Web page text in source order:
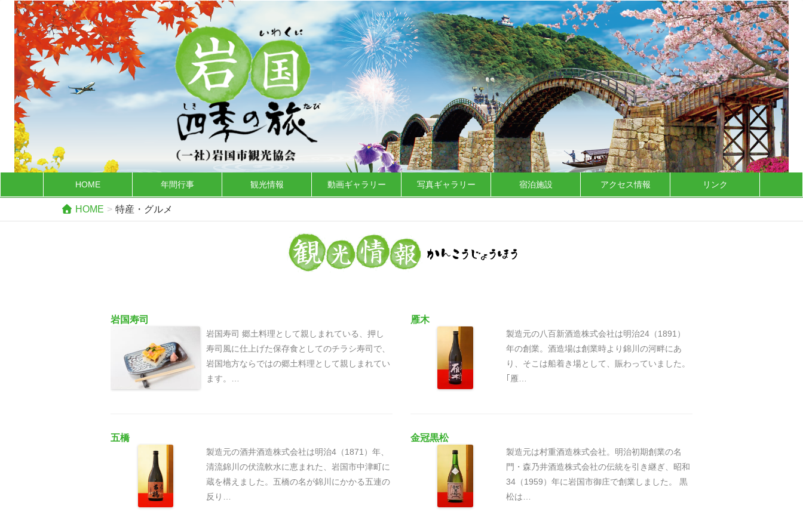
HOME 年間行事 観光情報 動画ギャラリー 写真ギャラリー 宿泊施設 アクセス情報 リンク
HOME 特産・グルメ
岩国寿司
岩国寿司 郷土料理として親しまれている、押し
寿司風に仕上げた保存食としてのチラシ寿司で、
岩国地方ならではの郷土料理として親しまれてい
ます。…
雁木
製造元の八百新酒造株式会社は明治24（1891）
年の創業。酒造場は創業時より錦川の河畔にあ
り、そこは船着き場として、賑わっていました。
｢雁…
五橋
製造元の酒井酒造株式会社は明治4（1871）年、
清流錦川の伏流軟水に恵まれた、岩国市中津町に
蔵を構えました。五橋の名が錦川にかかる五連の
反り…
金冠黒松
製造元は村重酒造株式会社。明治初期創業の名
門・森乃井酒造株式会社の伝統を引き継ぎ、昭和
34（1959）年に岩国市御庄で創業しました。 黒
松は…